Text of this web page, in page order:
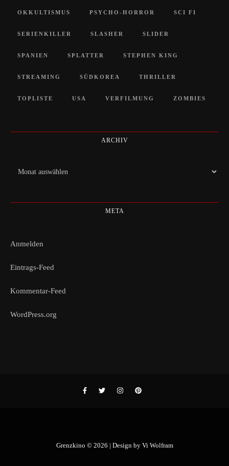
OKKULTISMUS PSYCHO-HORROR SCI FI
SERIENKILLER SLASHER SLIDER
SPANIEN SPLATTER STEPHEN KING
STREAMING SÜDKOREA THRILLER
TOPLISTE USA VERFILMUNG ZOMBIES
ARCHIV
Archiv
META
Anmelden
Eintrags-Feed
Kommentar-Feed
WordPress.org
Grenzkino © 2026 | Design by Vi Wolfram